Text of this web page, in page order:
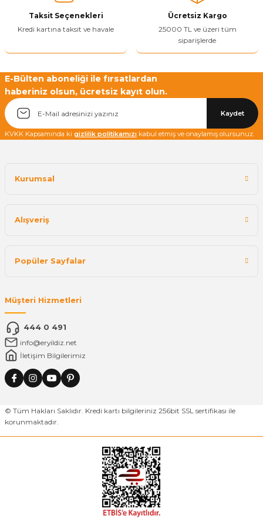
Bu ürüne benzer farklı alternatifler olmalı.
Yetkiliye Gönder
Taksit Seçenekleri
Kredi kartına taksit ve havale
Ücretsiz Kargo
25000 TL ve üzeri tüm
siparişlerde
E-Bülten aboneliği ile fırsatlardan
haberiniz olsun, ücretsiz kayıt olun.
Kaydet
KVKK Kapsamında ki gizlilik politikamızı kabul etmiş ve onaylamış olursunuz.
Kurumsal
Alışveriş
Popüler Sayfalar
Müşteri Hizmetleri
444 0 491
info@eryildiz.net
İletişim Bilgilerimiz
© Tüm Hakları Saklıdır. Kredi kartı bilgileriniz 256bit SSL sertifikası ile
korunmaktadır.